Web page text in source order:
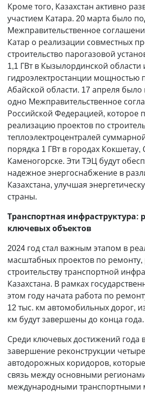
Кроме того, Казахстан активно
участием Катара. 20 марта было
Межправительственное
Катар о реализации совместных
строительство парогазовой
1,1 ГВт в Кызылординской области
гидроэлектростанции мощностью
Абайской области. 17 апреля
одно Межправительственное
Российской Федерацией, которое
реализацию проектов по
теплоэлектроцентралей
порядка 1 ГВт в городах Кокшетау,
Каменогорске. Эти ТЭЦ будут
надежное энергоснабжение в
Казахстана, улучшая
страны.
Транспортная инфраструктура:
ключевых объектов
2024 год стал важным этапом в
масштабных проектов по ремонту,
строительству транспортной
Казахстана. В рамках
этом году начата работа по
12 тыс. км автомобильных дорог,
км будут завершены до конца года.
Среди ключевых достижений года
завершение реконструкции
автодорожных коридоров,
связь между основными
международными транспортными